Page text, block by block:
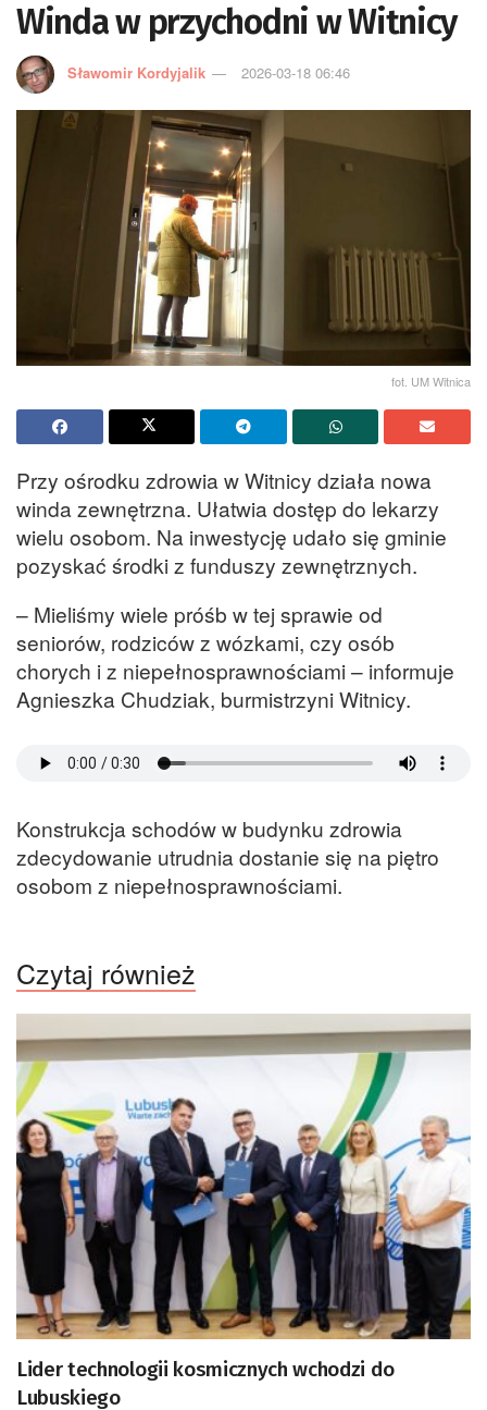
Winda w przychodni w Witnicy
Sławomir Kordyjalik 2026-03-18 06:46
fot. UM Witnica
Przy ośrodku zdrowia w Witnicy działa nowa
winda zewnętrzna. Ułatwia dostęp do lekarzy
wielu osobom. Na inwestycję udało się gminie
pozyskać środki z funduszy zewnętrznych.
– Mieliśmy wiele próśb w tej sprawie od
seniorów, rodziców z wózkami, czy osób
chorych i z niepełnosprawnościami – informuje
Agnieszka Chudziak, burmistrzyni Witnicy.
Konstrukcja schodów w budynku zdrowia
zdecydowanie utrudnia dostanie się na piętro
osobom z niepełnosprawnościami.
Czytaj również
Lider technologii kosmicznych wchodzi do
Lubuskiego